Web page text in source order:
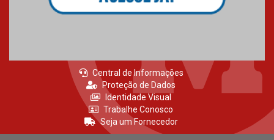
Central de Informações
Proteção de Dados
Identidade Visual
Trabalhe Conosco
Seja um Fornecedor